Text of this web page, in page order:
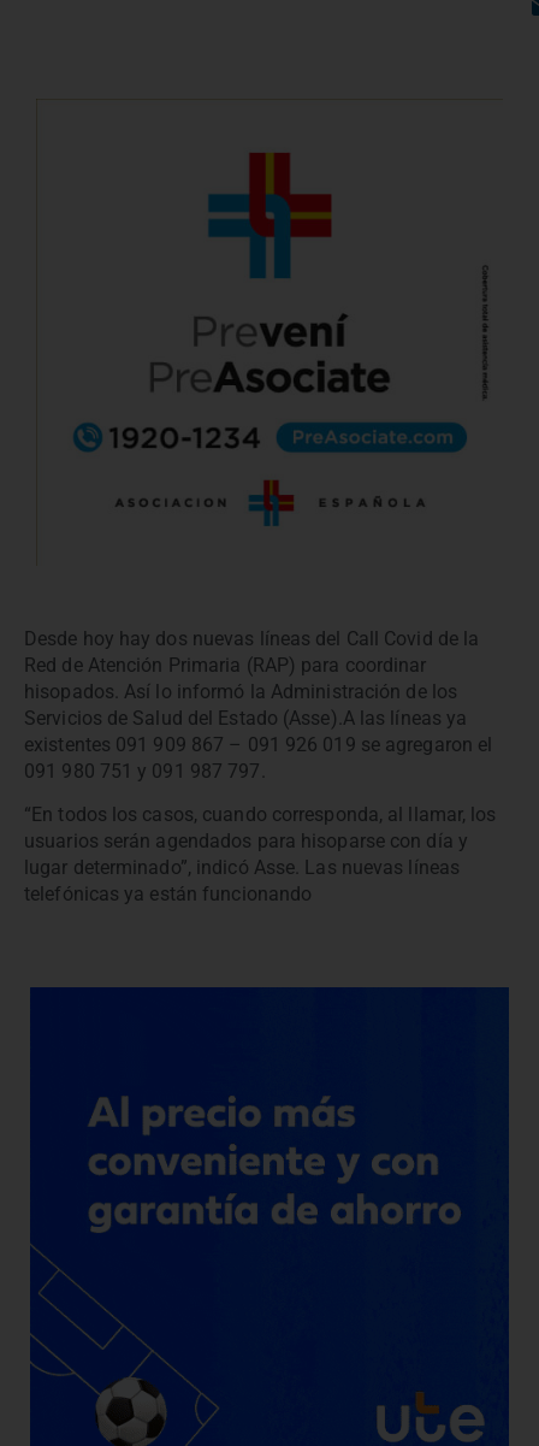
Desde hoy hay dos nuevas líneas del Call Covid de la
Red de Atención Primaria (RAP) para coordinar
hisopados. Así lo informó la Administración de los
Servicios de Salud del Estado (Asse).A las líneas ya
existentes 091 909 867 – 091 926 019 se agregaron el
091 980 751 y 091 987 797.
“En todos los casos, cuando corresponda, al llamar, los
usuarios serán agendados para hisoparse con día y
lugar determinado”, indicó Asse. Las nuevas líneas
telefónicas ya están funcionando